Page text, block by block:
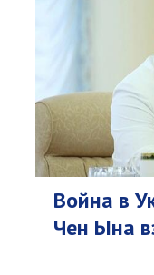
Война в
Чен Ына